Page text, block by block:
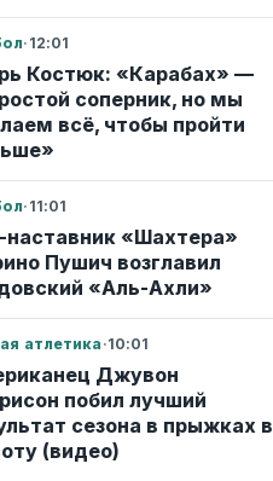
· 12:01
Костюк: «Карабах» —
соперник, но мы
всё, чтобы пройти
· 11:01
наставник «Шахтера»
Пушич возглавил
«Аль-Ахли»
атлетика ·10:01
Джувон
побил лучший
сезона в прыжках в
(видео)